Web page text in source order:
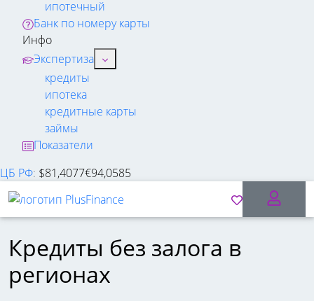
ипотечный
Банк по номеру карты
Инфо
Экспертиза
кредиты
ипотека
кредитные карты
займы
Показатели
ЦБ РФ: $81,4077€94,0585
Кредиты без залога в
регионах